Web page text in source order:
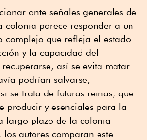
ante señales generales de
colonia parece responder a un
complejo que refleja el estado
y la capacidad del
así se evita matar
podrían salvarse,
se trata de futuras reinas, que
producir y esenciales para la
largo plazo de la colonia
los autores comparan este